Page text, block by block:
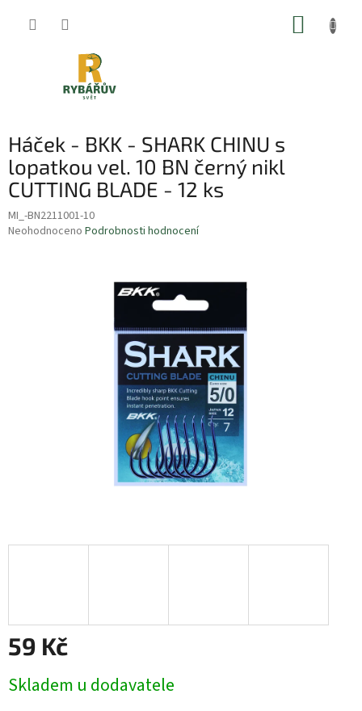
Háček - BKK - SHARK CHINU s
lopatkou vel. 10 BN černý nikl
CUTTING BLADE - 12 ks
MI_-BN2211001-10
Průměrné
Neohodnoceno Podrobnosti hodnocení
59 Kč
cena:
Skladem u dodavatele